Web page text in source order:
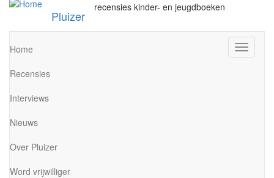
Pluizer
recensies kinder- en jeugdboeken
wisselen
Home
Recensies
Interviews
Nieuws
Over Pluizer
Word vrijwilliger